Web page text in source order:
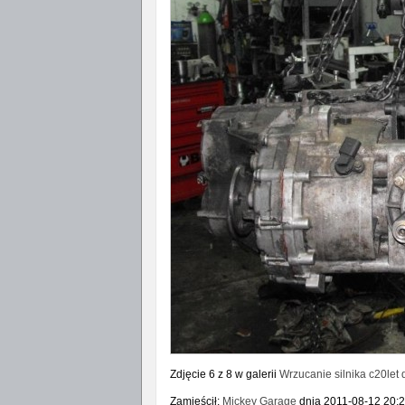
Zdjęcie 6 z 8 w galerii Wrzucanie silnika c20let
Zamieścił: Mickey Garage dnia 2011-08-12